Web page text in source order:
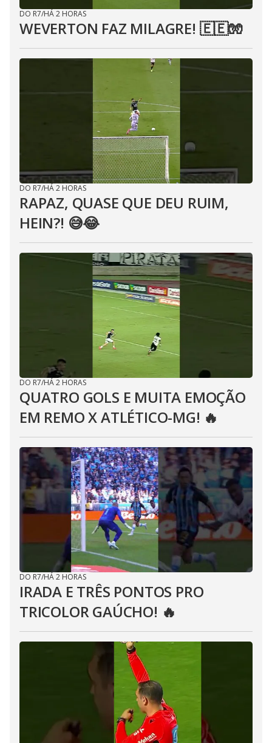
DO R7/HÁ 2 HORAS
WEVERTON FAZ MILAGRE! 🇪🇪🧤
DO R7/HÁ 2 HORAS
RAPAZ, QUASE QUE DEU RUIM,
HEIN?! 😅😂⁣
DO R7/HÁ 2 HORAS
QUATRO GOLS E MUITA EMOÇÃO
EM REMO X ATLÉTICO-MG! 🔥
DO R7/HÁ 2 HORAS
IRADA E TRÊS PONTOS PRO
TRICOLOR GAÚCHO! 🔥